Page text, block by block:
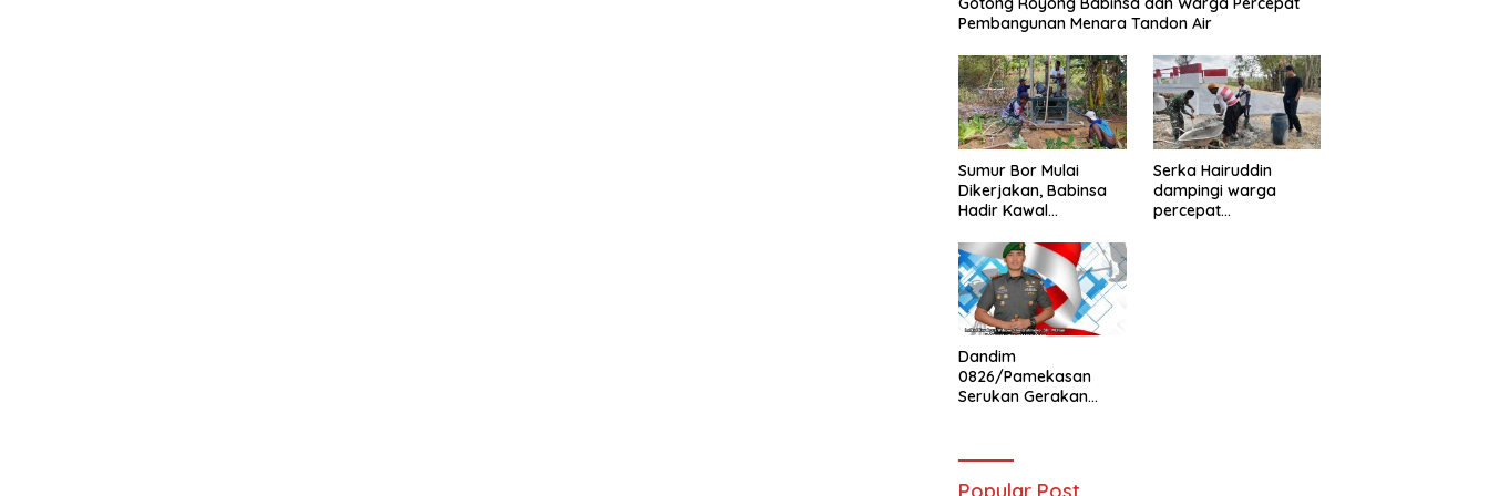
Pembangunan Menara Tandon Air
Sumur Bor Mulai
Dikerjakan, Babinsa
Hadir Kawal
Warga
Serka Hairuddin
dampingi warga
percepat
Dandim
0826/Pamekasan
Serukan Gerakan
HUT Ke-81 RI